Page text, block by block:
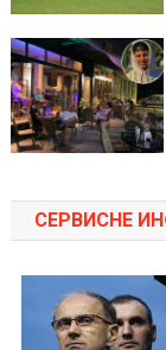
СЕРВИСНЕ